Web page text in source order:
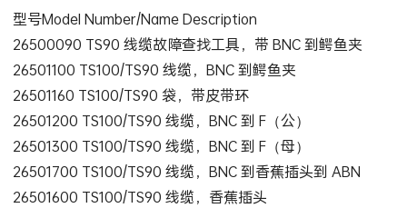
型号Model Number/Name Description
26500090 TS90 线缆故障查找工具，带 BNC 到鳄鱼夹
26501100 TS100/TS90 线缆，BNC 到鳄鱼夹
26501160 TS100/TS90 袋，带皮带环
26501200 TS100/TS90 线缆，BNC 到 F（公）
26501300 TS100/TS90 线缆，BNC 到 F（母）
26501700 TS100/TS90 线缆，BNC 到香蕉插头到 ABN
26501600 TS100/TS90 线缆，香蕉插头